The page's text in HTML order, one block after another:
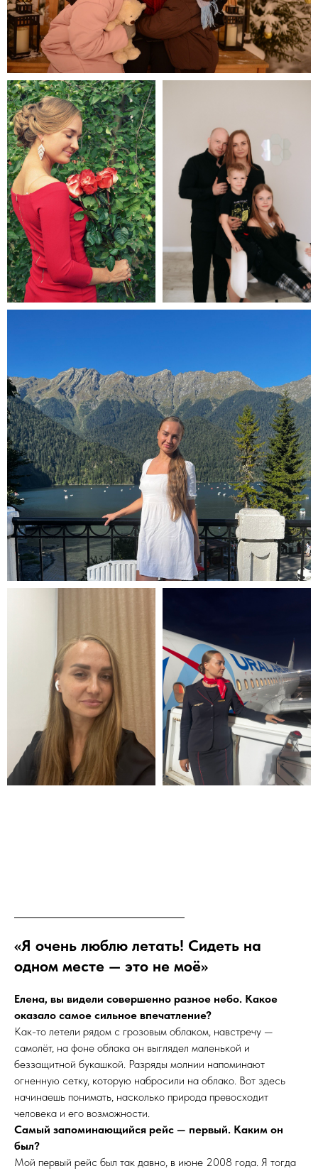
«Я очень люблю летать! Сидеть на
одном месте — это не моё»
Елена, вы видели совершенно разное небо. Какое
оказало самое сильное впечатление?
Как-то летели рядом с грозовым облаком, навстречу —
самолёт, на фоне облака он выглядел маленькой и
беззащитной букашкой. Разряды молнии напоминают
огненную сетку, которую набросили на облако. Вот здесь
начинаешь понимать, насколько природа превосходит
человека и его возможности.
Самый запоминающийся рейс — первый. Каким он
был?
Мой первый рейс был так давно, в июне 2008 года. Я тогда